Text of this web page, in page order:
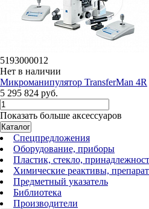
5193000012
Нет в наличии
Микроманипулятор TransferMan 4R
5 295 824 руб.
Показать больше аксессуаров
Каталог
Спецпредложения
Оборудование, приборы
Пластик, стекло,
Химические реактивы,
Предметный указатель
Библиотека
Производители